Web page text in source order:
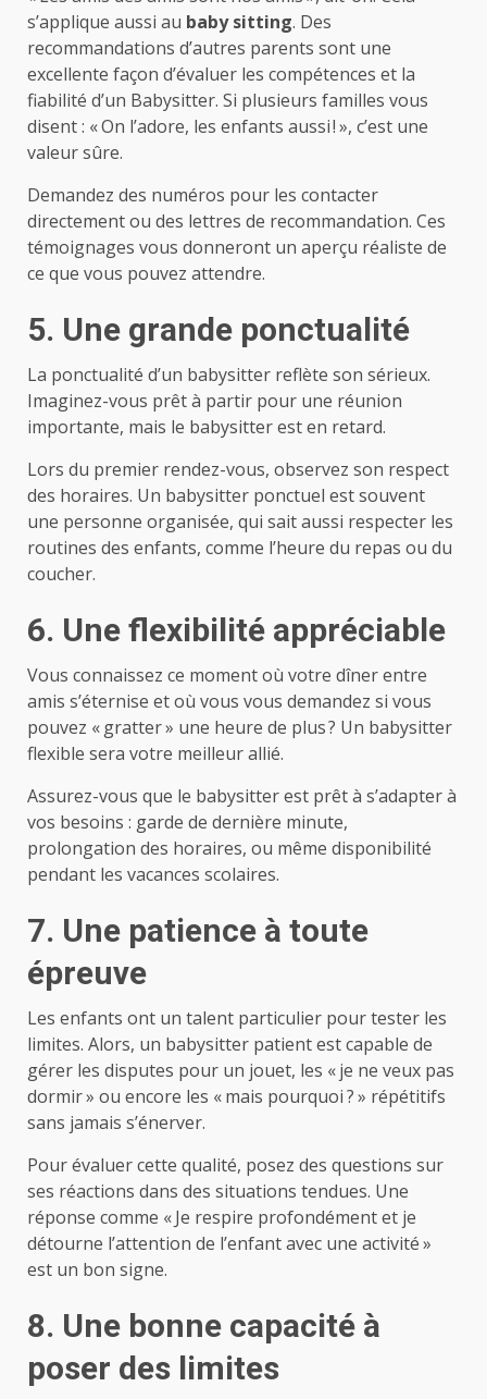
s’applique aussi au baby sitting. Des
recommandations d’autres parents sont une
excellente façon d’évaluer les compétences et la
fiabilité d’un Babysitter. Si plusieurs familles vous
disent : « On l’adore, les enfants aussi ! », c’est une
valeur sûre.
Demandez des numéros pour les contacter
directement ou des lettres de recommandation. Ces
témoignages vous donneront un aperçu réaliste de
ce que vous pouvez attendre.
5. Une grande ponctualité
La ponctualité d’un babysitter reflète son sérieux.
Imaginez-vous prêt à partir pour une réunion
importante, mais le babysitter est en retard.
Lors du premier rendez-vous, observez son respect
des horaires. Un babysitter ponctuel est souvent
une personne organisée, qui sait aussi respecter les
routines des enfants, comme l’heure du repas ou du
coucher.
6. Une flexibilité appréciable
Vous connaissez ce moment où votre dîner entre
amis s’éternise et où vous vous demandez si vous
pouvez « gratter » une heure de plus ? Un babysitter
flexible sera votre meilleur allié.
Assurez-vous que le babysitter est prêt à s’adapter à
vos besoins : garde de dernière minute,
prolongation des horaires, ou même disponibilité
pendant les vacances scolaires.
7. Une patience à toute
épreuve
Les enfants ont un talent particulier pour tester les
limites. Alors, un babysitter patient est capable de
gérer les disputes pour un jouet, les « je ne veux pas
dormir » ou encore les « mais pourquoi ? » répétitifs
sans jamais s’énerver.
Pour évaluer cette qualité, posez des questions sur
ses réactions dans des situations tendues. Une
réponse comme « Je respire profondément et je
détourne l’attention de l’enfant avec une activité »
est un bon signe.
8. Une bonne capacité à
poser des limites